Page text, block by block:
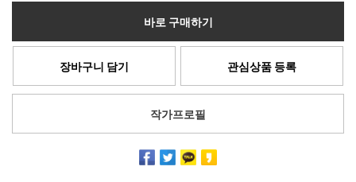
바로 구매하기
장바구니 담기 관심상품 등록
작가프로필